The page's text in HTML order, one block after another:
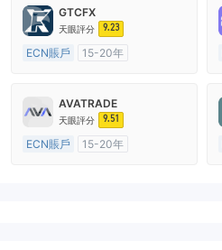
GTCFX
天眼評分 9.23
ECN賬戶
15-20年
AVATRADE
天眼評分 9.51
ECN賬戶
15-20年